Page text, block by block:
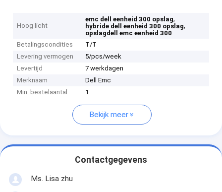
Hoog licht
emc dell eenheid 300 opslag,
hybride dell eenheid 300 opslag,
opslagdell emc eenheid 300
Betalingscondities
T/T
Levering vermogen
5/pcs/week
Levertijd
7 werkdagen
Merknaam
Dell Emc
Min. bestelaantal
1
Bekijk meer
Contactgegevens
Ms. Lisa zhu